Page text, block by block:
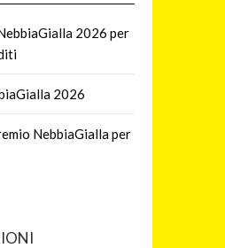
2026 per
2026
NebbiaGialla per